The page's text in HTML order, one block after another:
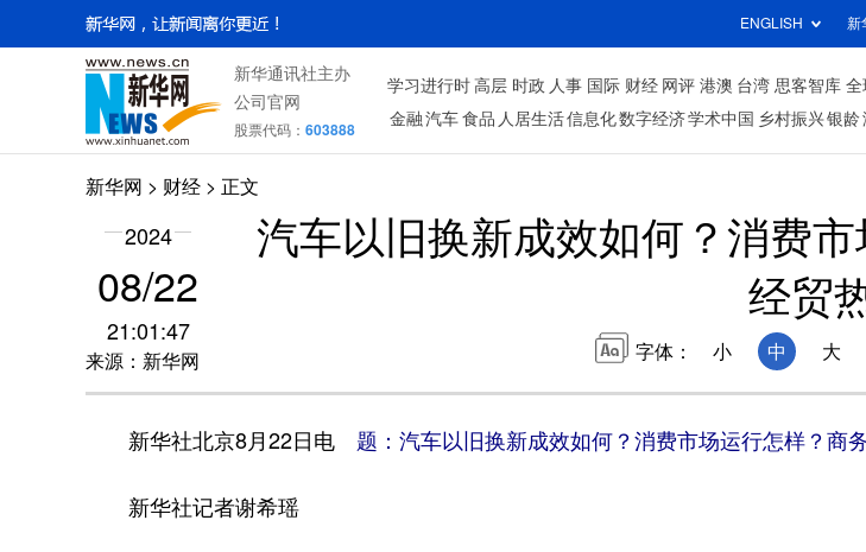
ENGLISH 新
新华通讯社主办
公司官网
股票代码： 603888
学习进行时 高层 时政 人事 国际 财经 网评 港澳 台湾 思客智库 全
金融 汽车 食品 人居生活信息化数字经济学术中国 乡村振兴银龄
新华网 > 财经 > 正文
2024
08/22
21:01:47
来源：新华网
汽车以旧换新成效如何？消费
经贸
字体： 小 中 大
新华社北京8月22日电 题：汽车以旧换新成效如何？消费市场运行怎样？商
新华社记者谢希瑶